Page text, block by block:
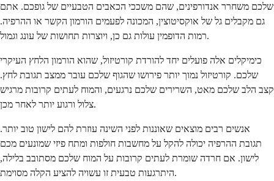
שלכם משחרר אנדורפינים, שהם משככי הכאבים הטבעיים של גופכם. אתם
גם מקבלים גל של אוקסיטוצין, המכונה לפעמים הורמון הקשר או ההרפיה.
רמות הדופמין עולות גם כן, ויוצרות תחושות של עונג וגמול.
כימיקלים אלה פועלים יחד להורדת קורטיזול, שהוא הורמון הלחץ העיקרי
שלכם. קורטיזול נמוך יותר פירושו שהגוף שלכם עובר ממצב תגובת לחץ.
קצב הלב שלכם מאט, השרירים שלכם נרגעים, והמוח לעתים קרובות מרגיש
צלול ורגוע יותר לאחר מכן.
אנשים רבים מוצאים שאוננות לפני השינה עוזרת להם לישון טוב יותר.
תגובת ההרפיה יכולה להקל על מחשבות חולפות ומתח פיזי שמונעים מכם
לישון. אם חרדה שומרת לעתים קרובות על המוח שלכם מסתובב בלילה,
היתרגעות טבעית זו עשויה להציע הקלה מסוימת.